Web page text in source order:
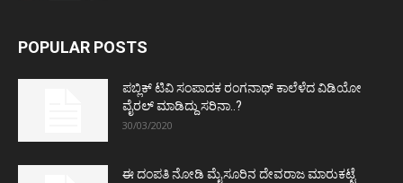
POPULAR POSTS
ಪಬ್ಲಿಕ್ ಟಿವಿ ಸಂಪಾದಕ ರಂಗನಾಥ್ ಕಾಲೆಳೆದ ವಿಡಿಯೋ
ವೈರಲ್ ಮಾಡಿದ್ದು ಸರಿನಾ..?
30/03/2020
ಈ ದಂಪತಿ ನೋಡಿ ಮೈಸೂರಿನ ದೇವರಾಜ ಮಾರುಕಟ್ಟೆ